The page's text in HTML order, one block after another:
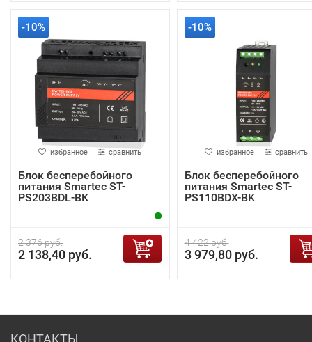
-10%
избранное сравнить
Блок бесперебойного
питания Smartec ST-
PS203BDL-BK
2 376 руб.
2 138,40 руб.
-10%
избранное сравнить
Блок бесперебойного
питания Smartec ST-
PS110BDX-BK
4 422 руб.
3 979,80 руб.